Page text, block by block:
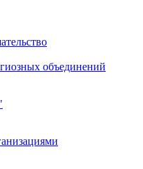
объединений